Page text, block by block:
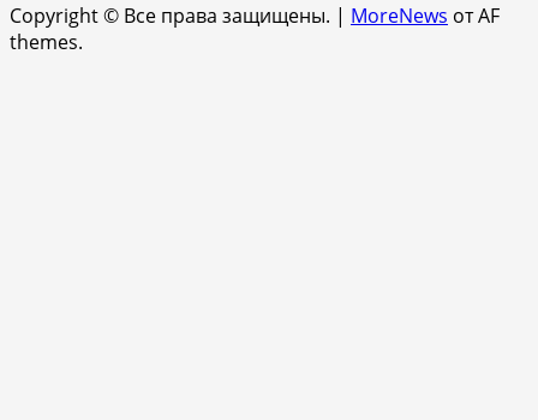
Copyright © Все права защищены. | MoreNews от AF
themes.